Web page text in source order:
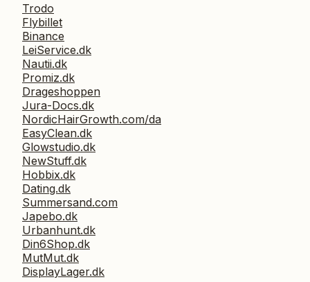
Trodo
Flybillet
Binance
LeiService.dk
Nautii.dk
Promiz.dk
Drageshoppen
Jura-Docs.dk
NordicHairGrowth.com/da
EasyClean.dk
Glowstudio.dk
NewStuff.dk
Hobbix.dk
Dating.dk
Summersand.com
Japebo.dk
Urbanhunt.dk
Din6Shop.dk
MutMut.dk
DisplayLager.dk